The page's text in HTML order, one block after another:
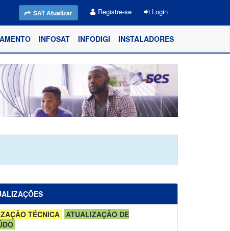
SAT Atualizar Registre-se Login
INFOSAT INFODIGI INSTALADORES
TÉCNICA
ATUALIZAÇÃO DE